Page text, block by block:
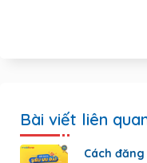
Bài viết liên
Cách